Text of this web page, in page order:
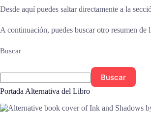
Desde aquí puedes saltar directamente a la
A continuación, puedes buscar otro resumen de
Buscar
Buscar
Portada Alternativa del Libro